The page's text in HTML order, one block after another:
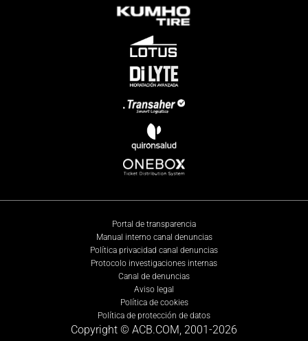
Portal de transparencia
Manual interno canal denuncias
Política privacidad canal denuncias
Protocolo investigaciones internas
Canal de denuncias
Aviso legal
Política de cookies
Política de protección de datos
Copyright © ACB.COM, 2001-2026